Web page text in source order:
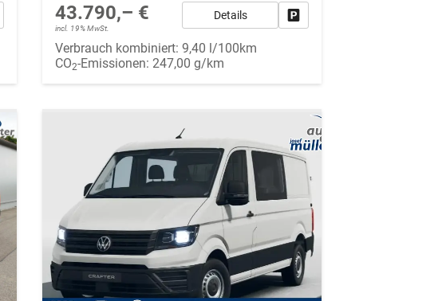
Fahrzeug parken43.790,– €
incl. 19% MwSt.
Details
Verbrauch kombiniert:9,40 l/100km
CO2-Emissionen: 247,00 g/km